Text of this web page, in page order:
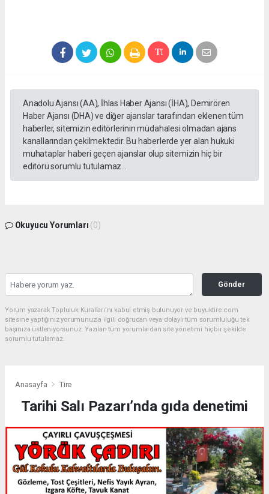
Anadolu Ajansı (AA), İhlas Haber Ajansı (İHA), Demirören
Haber Ajansı (DHA) ve diğer ajanslar tarafından eklenen tüm
haberler, sitemizin editörlerinin müdahalesi olmadan ajans
kanallarından çekilmektedir. Bu haberlerde yer alan hukuki
muhataplar haberi geçen ajanslar olup sitemizin hiç bir
editörü sorumlu tutulamaz...
Okuyucu Yorumları (0)
Gönder
Yorum yazarak Topluluk Kuralları’nı kabul etmiş bulunuyor ve buyuktire.com
sitesine yaptığınız yorumunuzla ilgili doğrudan veya dolaylı tüm sorumluluğu tek
başınıza üstleniyorsunuz. Yazılan tüm yorumlardan site yönetimi hiçbir şekilde
sorumlu tutulamaz.
Anasayfa Tire
Tarihi Salı Pazarı’nda gıda denetimi